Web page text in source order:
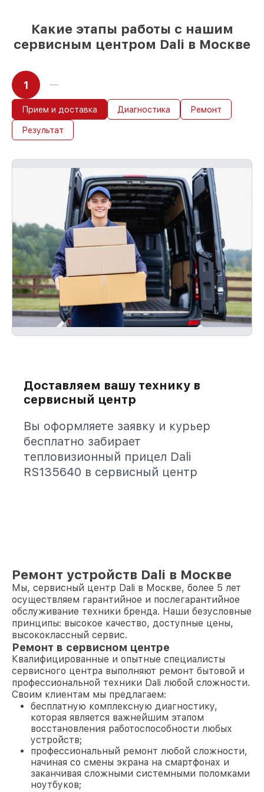
Какие этапы работы с нашим
сервисным центром Dali в Москве
1
Прием и доставка Диагностика Ремонт
Результат
Доставляем вашу технику в
сервисный центр
Вы оформляете заявку и курьер
бесплатно забирает
тепловизионный прицел Dali
RS135640 в сервисный центр
Ремонт устройств Dali в Москве
Мы, сервисный центр Dali в Москве, более 5 лет
осуществляем гарантийное и послегарантийное
обслуживание техники бренда. Наши безусловные
принципы: высокое качество, доступные цены,
высококлассный сервис.
Ремонт в сервисном центре
Квалифицированные и опытные специалисты
сервисного центра выполняют ремонт бытовой и
профессиональной техники Dali любой сложности.
Своим клиентам мы предлагаем:
бесплатную комплексную диагностику,
которая является важнейшим этапом
восстановления работоспособности любых
устройств;
профессиональный ремонт любой сложности,
начиная со смены экрана на смартфонах и
заканчивая сложными системными поломками
ноутбуков;